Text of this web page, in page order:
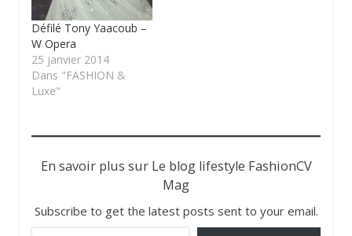
Défilé Tony Yaacoub –
W Opera
25 janvier 2014
Dans "FASHION &
Luxe"
En savoir plus sur Le blog lifestyle FashionCV
Mag
Subscribe to get the latest posts sent to your email.